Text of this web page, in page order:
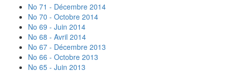
No 71 - Décembre 2014
No 70 - Octobre 2014
No 69 - Juin 2014
No 68 - Avril 2014
No 67 - Décembre 2013
No 66 - Octobre 2013
No 65 - Juin 2013